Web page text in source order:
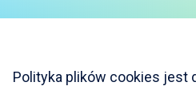
Polityka plików cookies jest